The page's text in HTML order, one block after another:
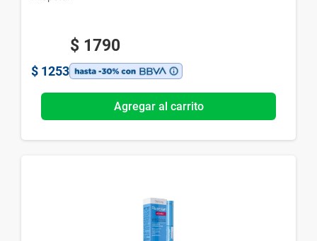
$ 1790
$ 1253
Agregar al carrito